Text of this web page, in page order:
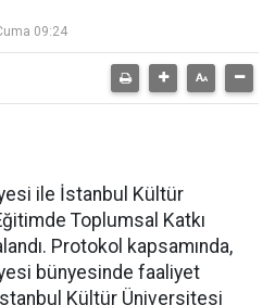
09:24
ile İstanbul Kültür
Toplumsal Katkı
Protokol kapsamında,
bünyesinde faaliyet
Kültür Üniversitesi